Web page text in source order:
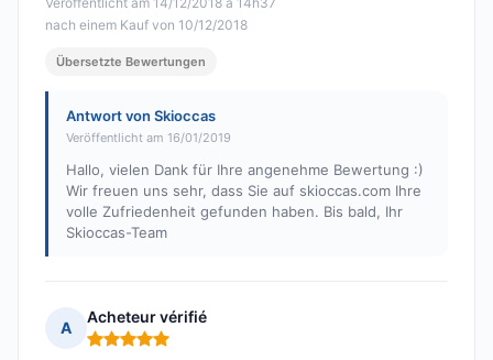
nach einem Kauf von 10/12/2018
Übersetzte Bewertungen
Antwort von Skioccas
Veröffentlicht am 16/01/2019
Hallo, vielen Dank für Ihre angenehme Bewertung :)
Wir freuen uns sehr, dass Sie auf skioccas.com Ihre
volle Zufriedenheit gefunden haben. Bis bald, Ihr
Skioccas-Team
A
Acheteur vérifié
Hinweis: 5 von 5